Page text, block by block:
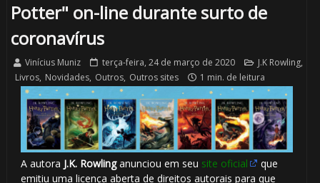
Potter" on-line durante surto de
coronavírus
Vinícius Muniz terça-feira, 24 de março de 2020 J.K Rowling,
Livros, Novidades, Outros, Outros sites 1 min. de leitura
A autora J.K. Rowlinganunciou em seu site oficial
que
emitiu uma licença aberta de direitos autorais para que